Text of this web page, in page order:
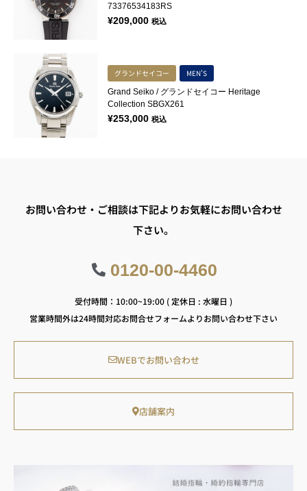
73376534183RS
¥209,000 税込
グランドセイコー MEN'S
Grand Seiko / グランドセイコー Heritage
Collection SBGX261
¥253,000 税込
お問い合わせ・ご相談は下記よりお気軽にお問い合わせ
下さい。
0120-00-4460
受付時間：10:00~19:00 ( 定休日 : 水曜日 )
営業時間外は24時間対応お問合せフォームよりお問い合わせ下さい
WEBでお問い合わせ
店舗案内